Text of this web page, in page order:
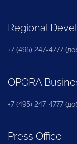
Regional
+7 (495) 247-4777
OPORA
+7 (495) 247-4777
Press Office